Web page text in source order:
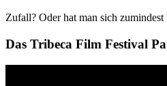
Zufall? Oder hat man sich
Das Tribeca Film Festival